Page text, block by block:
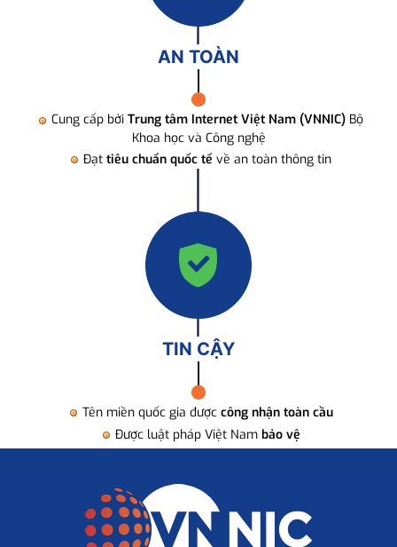
AN TOÀN
Cung cấp bởi Trung tâm Internet Việt Nam (VNNIC) Bộ
Khoa học và Công nghệ
Đạt tiêu chuẩn quốc tế về an toàn thông tin
TIN CẬY
Tên miền quốc gia được công nhận toàn cầu
Được luật pháp Việt Nam bảo vệ